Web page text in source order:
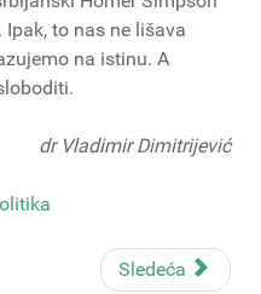
to nas ne lišava
na istinu. A
dr Vladimir Dimitrijević
Sledeća